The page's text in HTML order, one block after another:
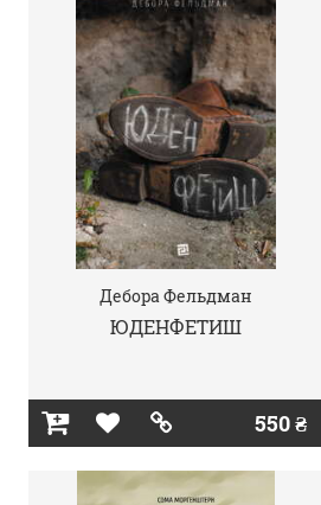
Дебора Фельдман
ЮДЕНФЕТИШ
550 ₴